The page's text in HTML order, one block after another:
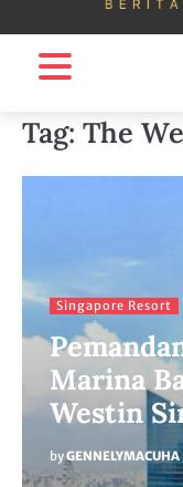
Tag: The
Singapore Resort
Marina
Westin
byGENNELYMACUHA